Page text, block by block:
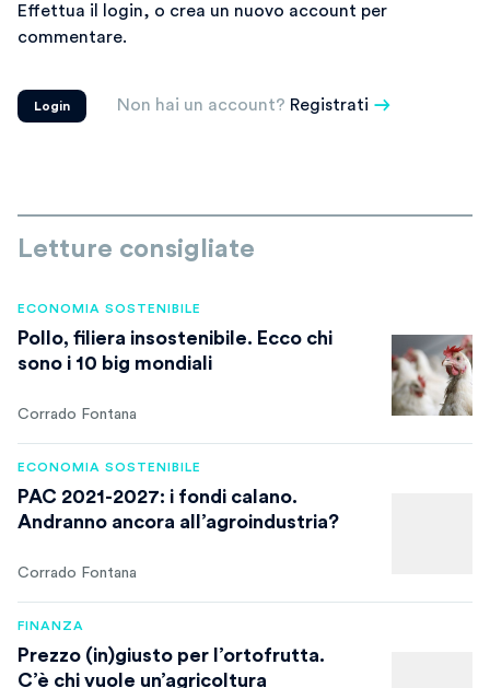
Effettua il login, o crea un nuovo account per
commentare.
Login Non hai un account? Registrati
Letture consigliate
ECONOMIA SOSTENIBILE
Pollo, filiera insostenibile. Ecco chi
sono i 10 big mondiali
Corrado Fontana
ECONOMIA SOSTENIBILE
PAC 2021-2027: i fondi calano.
Andranno ancora all’agroindustria?
Corrado Fontana
FINANZA
Prezzo (in)giusto per l’ortofrutta.
C’è chi vuole un’agricoltura